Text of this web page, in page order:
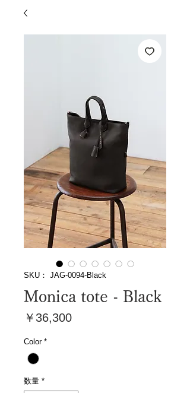
SKU： JAG-0094-Black
Monica tote - Black
￥36,300価
Color *
数量 *